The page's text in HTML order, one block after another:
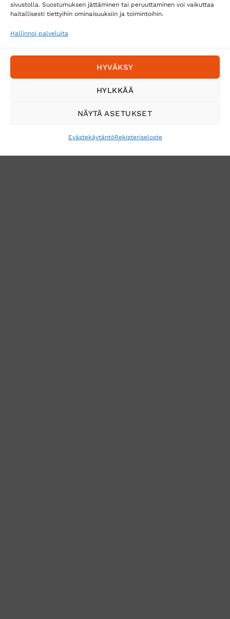
sivustolla. Suostumuksen jättäminen tai peruuttaminen voi vaikuttaa
haitallisesti tiettyihin ominaisuuksiin ja toimintoihin.
Hallinnoi palveluita
HYVÄKSY
HYLKKÄÄ
NÄYTÄ ASETUKSET
EvästekäytäntöRekisteriseloste
Tilaa uutiskirje ja saat erikoisalennuksia